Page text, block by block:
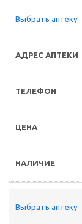
Выбрать аптеку
Выбрать аптеку